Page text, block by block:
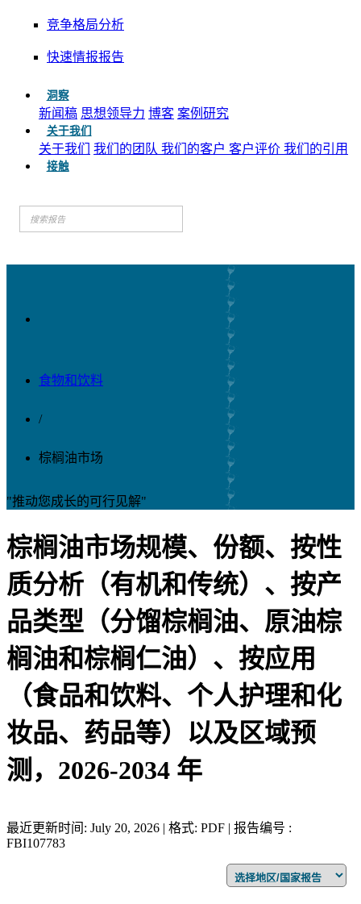
竞争格局分析
快速情报报告
洞察
新闻稿 思想领导力 博客 案例研究
关于我们
关于我们 我们的团队 我们的客户 客户评价 我们的引用
接触
食物和饮料
/
棕榈油市场
"推动您成长的可行见解"
棕榈油市场规模、份额、按性
质分析（有机和传统）、按产
品类型（分馏棕榈油、原油棕
榈油和棕榈仁油）、按应用
（食品和饮料、个人护理和化
妆品、药品等）以及区域预
测，2026-2034 年
最近更新时间: July 20, 2026 | 格式: PDF | 报告编号 :
FBI107783